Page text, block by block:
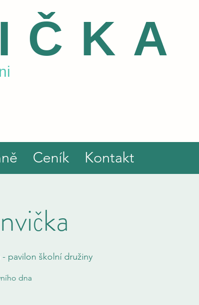
Ceník Kontakt
pavilon školní družiny
dna